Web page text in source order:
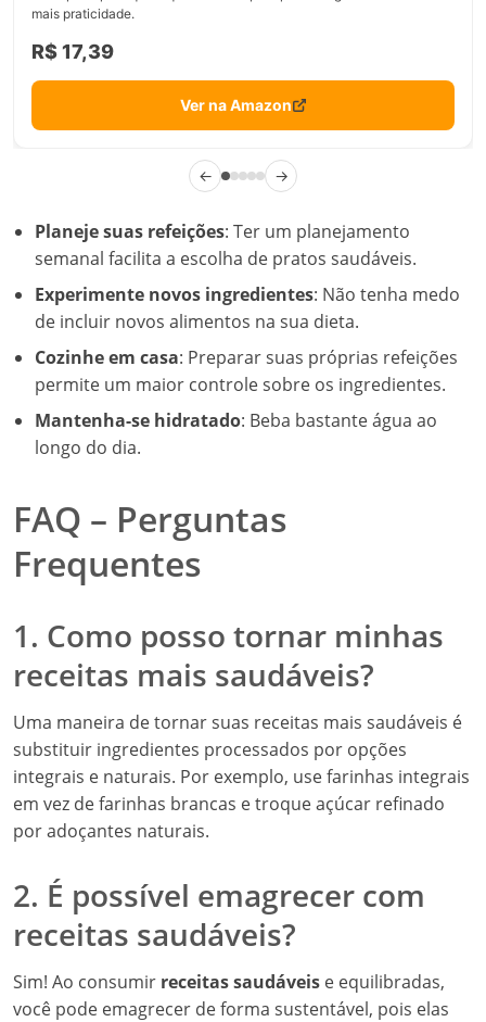
mais praticidade.
R$ 17,39
Ver na Amazon
← →
Planeje suas refeições: Ter um planejamento
semanal facilita a escolha de pratos saudáveis.
Experimente novos ingredientes: Não tenha medo
de incluir novos alimentos na sua dieta.
Cozinhe em casa: Preparar suas próprias refeições
permite um maior controle sobre os ingredientes.
Mantenha-se hidratado: Beba bastante água ao
longo do dia.
FAQ – Perguntas
Frequentes
1. Como posso tornar minhas
receitas mais saudáveis?
Uma maneira de tornar suas receitas mais saudáveis é
substituir ingredientes processados por opções
integrais e naturais. Por exemplo, use farinhas integrais
em vez de farinhas brancas e troque açúcar refinado
por adoçantes naturais.
2. É possível emagrecer com
receitas saudáveis?
Sim! Ao consumir receitas saudáveis e equilibradas,
você pode emagrecer de forma sustentável, pois elas